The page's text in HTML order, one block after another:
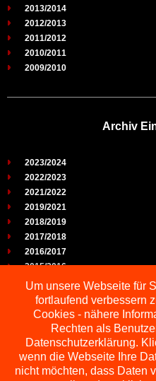
2013/2014
2012/2013
2011/2012
2010/2011
2009/2010
Archiv
2023/2024
2022/2023
2021/2022
2019/2021
2018/2019
2017/2018
2016/2017
2015/2016
2014/2015
2013/2014
2012/2013
2011/2012
2010/2011
2009/2010
Um unsere Webseite für
fortlaufend verbessern
Cookies - nähere
Rechten als
Datenschutzerklärung.
wenn die Webseite Ihre
nicht möchten, dass Daten